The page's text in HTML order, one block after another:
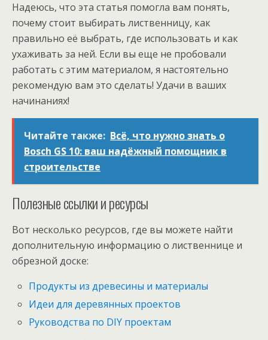
Надеюсь, что эта статья помогла вам понять,
почему стоит выбирать лиственницу, как
правильно её выбрать, где использовать и как
ухаживать за ней. Если вы еще не пробовали
работать с этим материалом, я настоятельно
рекомендую вам это сделать! Удачи в ваших
начинаниях!
Читайте также: Всё, что нужно знать о
Bosch GS 10: ваш надёжный помощник в
строительстве
Полезные ссылки и ресурсы
Вот несколько ресурсов, где вы можете найти
дополнительную информацию о лиственнице и
обрезной доске:
Продукты из древесины и материалы
Идеи для деревянных проектов
Руководства по DIY проектам